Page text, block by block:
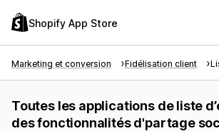
Shopify App Store
Marketing et conversion Fidélisation client
Toutes les applications de liste
des fonctionnalités d'partage